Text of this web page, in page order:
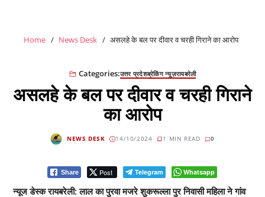
Home News Desk असलहे के बल पर दीवार व चरही गिराने का आरोप
Categories:उत्तर प्रदेशब्रेकिंग न्यूज़रायबरेली
असलहे के बल पर दीवार व चरही गिराने
का आरोप
NEWS DESK 14/10/2024 1 MIN READ 0
Share Post Telegram Whatsapp
न्यूज डेस्क रायबरेली: लाल का पुरवा मजरे शुकरूल्ला पुर निवासी महिला ने गांव